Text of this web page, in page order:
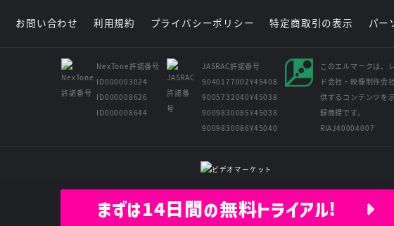
まずは14日間の無料トライアル!
お問い合わせ 利用規約 プライバシーポリシー 特定商取引の表示 パー
NexTone許諾番号
ID000003024
ID000008626
ID000008644
JASRAC許諾番号
9040177002Y45408
9005732040Y45038
9009830085Y45038
9009830086Y45040
このエルマークは、
ド会社・映像制作会
供するコンテンツを
録商標です。
RIAJ40004007
Copyright © Kansai Television Co. Ltd. All Rights Reserved.